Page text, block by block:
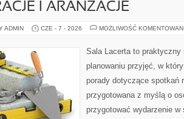
I ARANŻACJE
ADMIN CZE - 7 - 2026 MOŻLIWOŚĆ
Sala Lacerta to praktyczny
planowaniu przyjęć, w
porady dotyczące spotkań
przygotowana z myślą o
przygotować wydarzenie